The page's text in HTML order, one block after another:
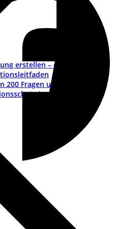
erstellen – ein Leitfaden
200 Fragen und Antworten
im Maschinenbau